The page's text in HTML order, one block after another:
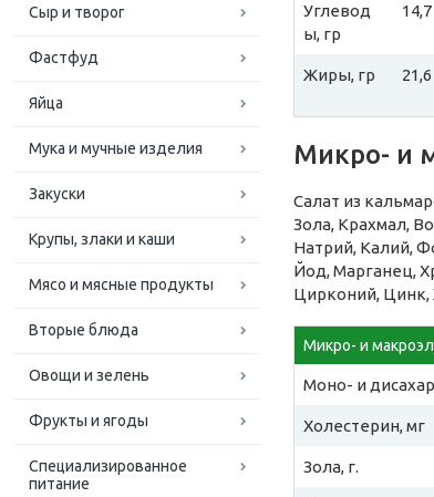
Сыр и творог
Фастфуд
Яйца
Мука и мучные изделия
Закуски
Крупы, злаки и каши
Мясо и мясные продукты
Вторые блюда
Овощи и зелень
Фрукты и ягоды
Специализированное
питание
Углевод
ы, гр
14,7
Жиры, гр 21,6
Микро- и
Салат из
Зола, Крахмал,
Натрий, Калий,
Йод, Марганец,
Цирконий, Цинк,
Микро- и
Моно- и
Холестерин, мг
Зола, г.